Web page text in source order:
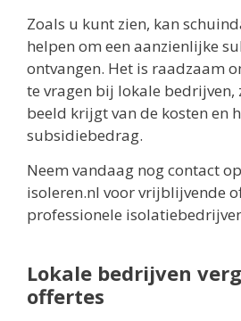
Zoals u kunt zien, kan
helpen om een aanzienlijke
ontvangen. Het is raadzaam
te vragen bij lokale bedrijven,
beeld krijgt van de kosten en
subsidiebedrag.
Neem vandaag nog contact
isoleren.nl voor vrijblijvende
professionele
Lokale bedrijven
offertes